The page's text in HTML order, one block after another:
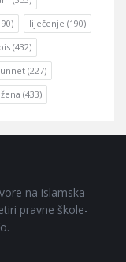
liječenje (190)
(432)
(227)
žena (433)
na islamska
pravne škole-